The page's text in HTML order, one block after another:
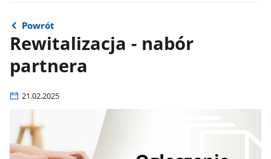
Powrót
Rewitalizacja - nabór
partnera
21.02.2025